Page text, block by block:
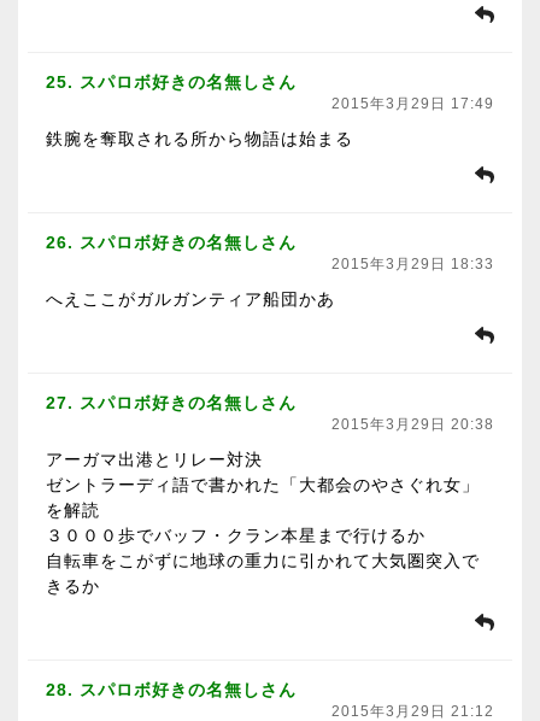
25. スパロボ好きの名無しさん
2015年3月29日 17:49
鉄腕を奪取される所から物語は始まる
26. スパロボ好きの名無しさん
2015年3月29日 18:33
へえここがガルガンティア船団かあ
27. スパロボ好きの名無しさん
2015年3月29日 20:38
アーガマ出港とリレー対決
ゼントラーディ語で書かれた「大都会のやさぐれ女」
を解読
３０００歩でバッフ・クラン本星まで行けるか
自転車をこがずに地球の重力に引かれて大気圏突入で
きるか
28. スパロボ好きの名無しさん
2015年3月29日 21:12